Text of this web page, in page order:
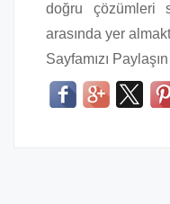
doğru çözümleri
arasında yer
Sayfamızı Paylaşın